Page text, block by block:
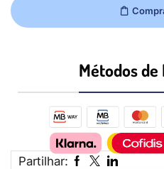
Métodos de
Partilhar: